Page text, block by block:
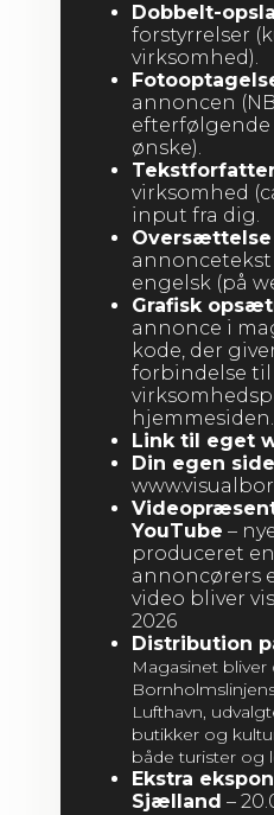
Dobbelt-
forstyrrelser
virksomhed).
annoncen
ønske).
virksomhed
input fra dig.
Oversættelse
annoncetekst
engelsk (på
Grafisk
annonce i
kode, der
forbindelse til
hjemmesiden.
Link til eget
Din egen side
YouTube –
produceret
annoncørers
video bliver
2026
Distribution
Magasinet
Lufthavn,
butikker og
både turister og
Ekstra
Sjælland –